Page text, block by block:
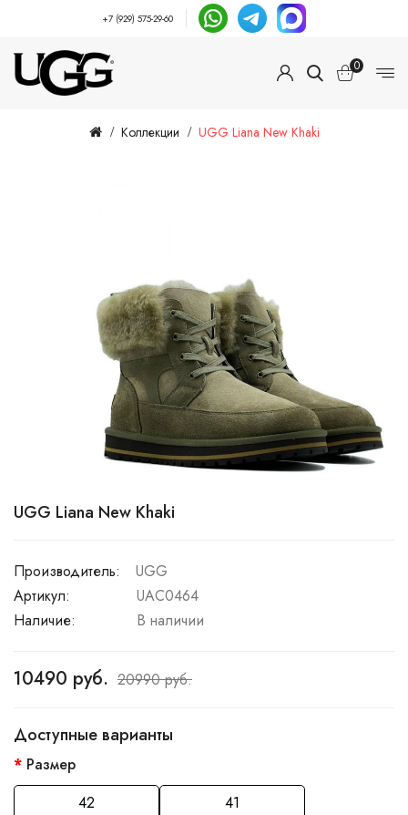
+7 (929) 575-29-60
0
Коллекции UGG Liana New Khaki
UGG Liana New Khaki
Производитель:
UGG
Артикул:
UAC0464
Наличие:
В наличии
10490 руб. 20990 руб.
Доступные варианты
Размер
42
41